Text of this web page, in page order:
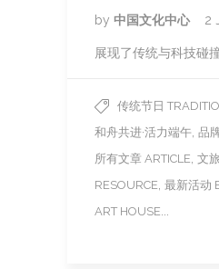
by 中国文化中心 2
展现了传统与科技碰
传统节日
和舟共进·活力端午 品
所有文章 ARTICLE 文
RESOURCE 最新活动
ART HOUSE